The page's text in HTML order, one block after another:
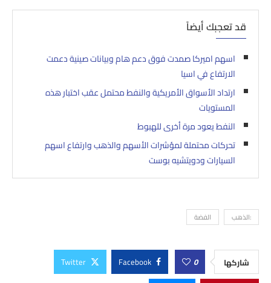
قد تعجبك أيضاً
اسهم اميركا صمدت فوق دعم هام وبيانات صينية دعمت
الارتفاع في اسيا
ارتداد الأسواق الأمريكية والنفط محتمل عقب اختبار هذه
المستويات
النفط يعود مرة أخرى للهبوط
تحركات محتملة لمؤشرات الأسهم والذهب وارتفاع اسهم
السيارات ودويتشيه بوست
:الذهب الفضة
شاركها 0
Facebook
Twitter